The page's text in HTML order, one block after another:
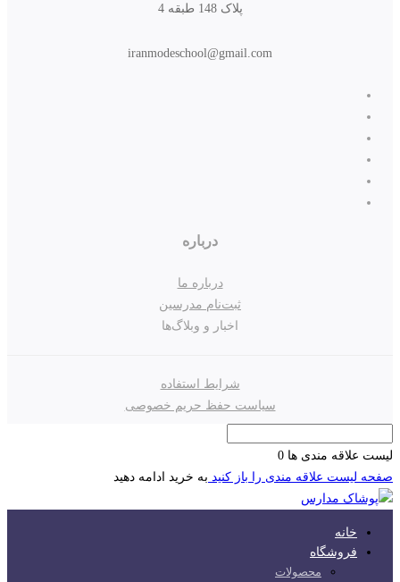
پلاک 148 طبقه 4
iranmodeschool@gmail.com
درباره
درباره ما
ثبت‌نام مدرسین
اخبار و وبلاگ‌ها
شرایط استفاده
سیاست حفظ حریم خصوصی
لیست علاقه مندی ها 0
صفحه لیست علاقه مندی را باز کنید به خرید ادامه دهید
خانه
فروشگاه
محصولات